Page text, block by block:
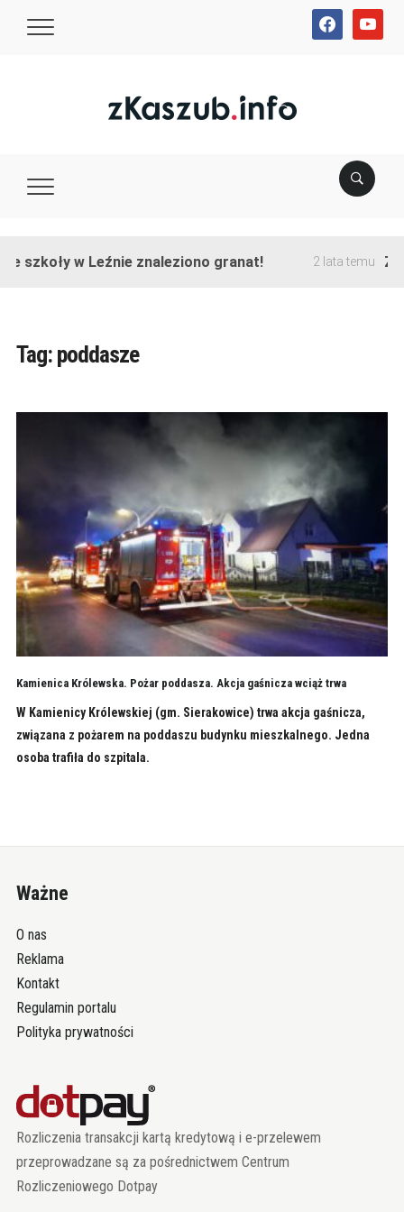
facebookyoutube
szkoły w Leźnie znaleziono granat! 2 lata temu
Tag: poddasze
Kamienica Królewska. Pożar poddasza. Akcja gaśnicza wciąż trwa
W Kamienicy Królewskiej (gm. Sierakowice) trwa akcja gaśnicza,
związana z pożarem na poddaszu budynku mieszkalnego. Jedna
osoba trafiła do szpitala.
Ważne
O nas
Reklama
Kontakt
Regulamin portalu
Polityka prywatności
Rozliczenia transakcji kartą kredytową i e-przelewem
przeprowadzane są za pośrednictwem Centrum
Rozliczeniowego Dotpay